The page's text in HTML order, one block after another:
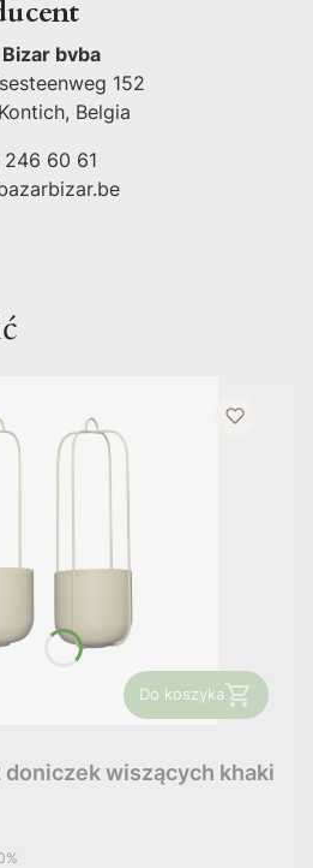
bvba
152
Belgia
60 61
Do koszyka
wiszących khaki